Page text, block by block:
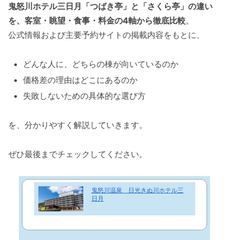
鬼怒川ホテル三日月「つばき亭」と「さくら亭」の違い
を、客室・眺望・食事・料金の4軸から徹底比較。
公式情報および主要予約サイトの掲載内容をもとに、
どんな人に、どちらの棟が向いているのか
価格差の理由はどこにあるのか
失敗しないための具体的な選び方
を、分かりやすく解説していきます。
ぜひ最後までチェックしてください。
鬼怒川温泉 日光きぬ川ホテル三
日月